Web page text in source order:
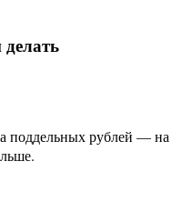
поддельных рублей —